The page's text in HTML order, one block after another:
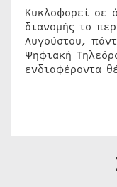
Κυκλοφορεί σε
διανομής το
Αυγούστου,
Ψηφιακή
ενδιαφέροντα